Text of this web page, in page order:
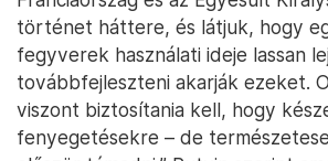
korlátozásáról szóló
– folytatta Putyin. Az orosz elnök
START nevű egyezményreutalt,
betartására korábban pont a
Stoltenbergszólította fel